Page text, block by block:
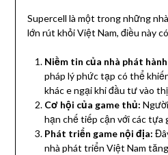
Supercell là một trong những
lớn rút khỏi Việt Nam, điều này
Niềm tin của nhà phát
pháp lý phức tạp có thể
khác e ngại khi đầu tư vào
Cơ hội của game thủ:
hạn chế tiếp cận với các tựa
Phát triển game nội địa:
nhà phát triển Việt Nam